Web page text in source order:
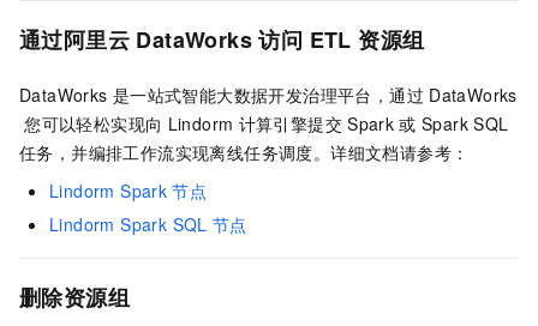
通过阿里云 DataWorks 访问 ETL 资源组
DataWorks 是一站式智能大数据开发治理平台，通过 DataWorks
您可以轻松实现向 Lindorm 计算引擎提交 Spark 或 Spark SQL
任务，并编排工作流实现离线任务调度。详细文档请参考：
Lindorm Spark 节点
Lindorm Spark SQL 节点
删除资源组